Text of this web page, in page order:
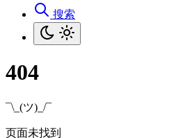
搜索
404
¯\_(ツ)_/¯
页面未找到